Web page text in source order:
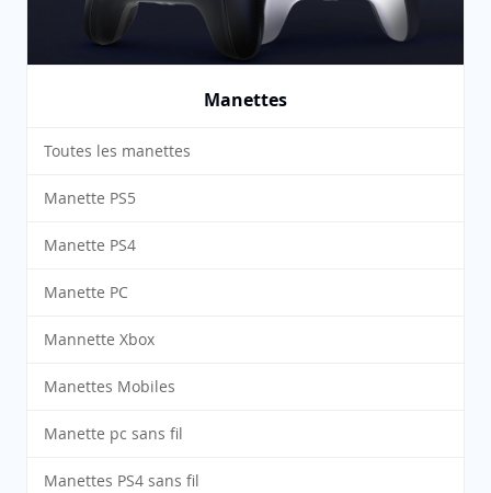
Manettes
Toutes les manettes
Manette PS5
Manette PS4
Manette PC
Mannette Xbox
Manettes Mobiles
Manette pc sans fil
Manettes PS4 sans fil